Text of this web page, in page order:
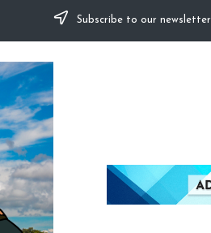
Subscribe to our